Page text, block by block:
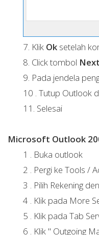
7. Klik Ok setelah
8. Click tombol Next
9. Pada jendela
10 . Tutup Outlook
11. Selesai
Microsoft Outlook
1 . Buka outlook
2 . Pergi ke Tools /
3 . Pilih Rekening
4 . Klik pada More
5 . Klik pada Tab
6 . Klik " Outgoing